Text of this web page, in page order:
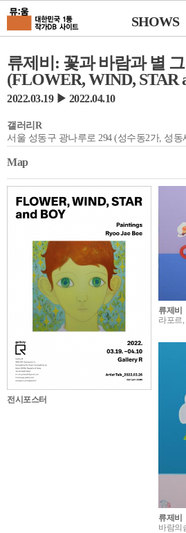
SHOWS
류제비: 꽃과 바람과 별
(FLOWER, WIND, STAR
2022.03.19 ▶ 2022.04.10
갤러리R
서울 성동구 광나루로 294 (성수동2가, 성동
Map
전시포스터
류제비
라포르,
류제비
바람의